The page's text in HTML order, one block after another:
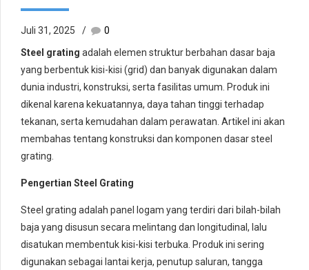
Juli 31, 2025
0
Steel grating adalah elemen struktur berbahan dasar baja
yang berbentuk kisi-kisi (grid) dan banyak digunakan dalam
dunia industri, konstruksi, serta fasilitas umum. Produk ini
dikenal karena kekuatannya, daya tahan tinggi terhadap
tekanan, serta kemudahan dalam perawatan. Artikel ini akan
membahas tentang konstruksi dan komponen dasar steel
grating.
Pengertian Steel Grating
Steel grating adalah panel logam yang terdiri dari bilah-bilah
baja yang disusun secara melintang dan longitudinal, lalu
disatukan membentuk kisi-kisi terbuka. Produk ini sering
digunakan sebagai lantai kerja, penutup saluran, tangga